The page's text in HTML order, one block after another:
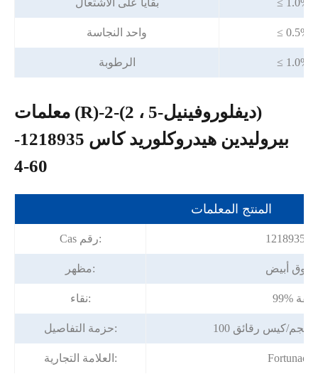
بقايا على الاشتعال ≤ 1.0%
واحد النجاسة ≤ 0.5%
الرطوبة ≤ 1.0%
معلمات (R)-2-(2 ، 5-ديفلوروفينيل)
بيروليدين هيدروكلوريد كاس 1218935-
60-4
المنتج المعلمات
Cas رقم: 1218935-
مظهر: أبيض
نقاء: دقيقة
حزمة التفاصيل:
العلامة التجارية: